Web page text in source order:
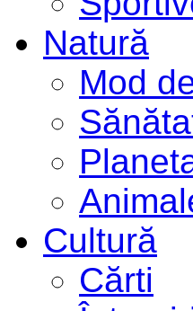
Natură
Mod
Cultură
Cărti